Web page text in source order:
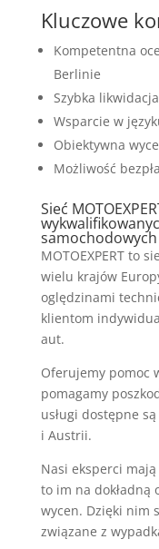
Kluczowe
Kompetentna
Berlinie
Szybka
Wsparcie w
Obiektywna
Możliwość
Sieć
samochodowych
MOTOEXPERT to
wielu krajów
oględzinami
klientom
aut.
Oferujemy pomoc
pomagamy
usługi dostępne
i Austrii.
Nasi eksperci
to im na dokładną
wycen. Dzięki nim
związane z